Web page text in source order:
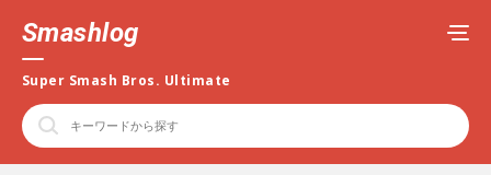
Smashlog
Super Smash Bros. Ultimate